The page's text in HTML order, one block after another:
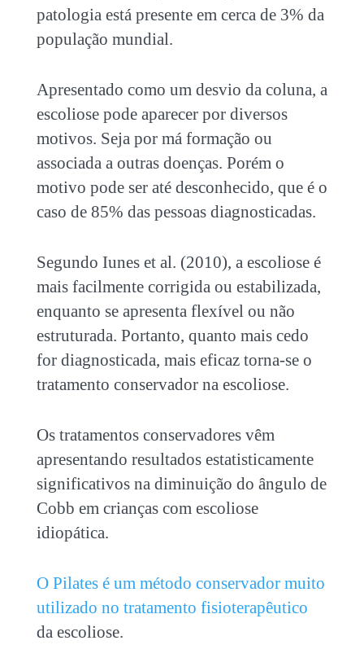
patologia está presente em cerca de 3% da
população mundial.
Apresentado como um desvio da coluna, a
escoliose pode aparecer por diversos
motivos. Seja por má formação ou
associada a outras doenças. Porém o
motivo pode ser até desconhecido, que é o
caso de 85% das pessoas diagnosticadas.
Segundo Iunes et al. (2010), a escoliose é
mais facilmente corrigida ou estabilizada,
enquanto se apresenta flexível ou não
estruturada. Portanto, quanto mais cedo
for diagnosticada, mais eficaz torna-se o
tratamento conservador na escoliose.
Os tratamentos conservadores vêm
apresentando resultados estatisticamente
significativos na diminuição do ângulo de
Cobb em crianças com escoliose
idiopática.
O Pilates é um método conservador muito
utilizado no tratamento fisioterapêutico
da escoliose.